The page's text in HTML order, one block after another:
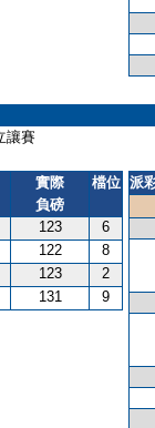
讓賽
實際
負磅
檔位
123
6
122
8
123
2
131 9
派